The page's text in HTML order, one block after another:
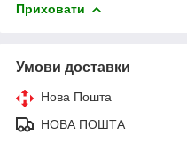
Приховати
Умови доставки
Нова Пошта
НОВА ПОШТА